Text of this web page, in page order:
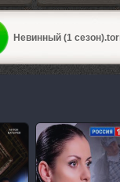
Невинный (1